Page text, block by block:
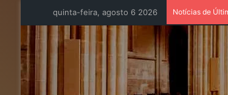
quinta-feira, agosto 6 2026 Notícias de